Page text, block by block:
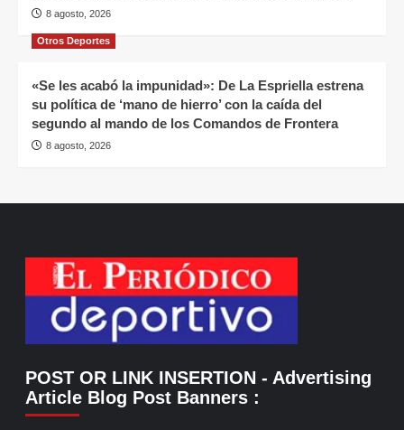
8 agosto, 2026
Otros Deportes
«Se les acabó la impunidad»: De La Espriella estrena
su política de ‘mano de hierro’ con la caída del
segundo al mando de los Comandos de Frontera
8 agosto, 2026
POST OR LINK INSERTION - Advertising
Article Blog Post Banners :